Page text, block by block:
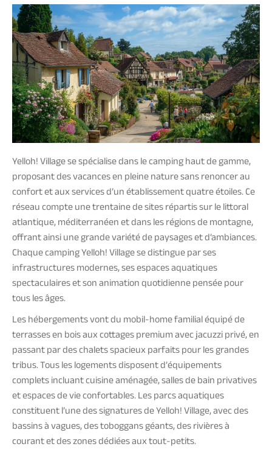
Yelloh! Village se spécialise dans le camping haut de gamme,
proposant des vacances en pleine nature sans renoncer au
confort et aux services d’un établissement quatre étoiles. Ce
réseau compte une trentaine de sites répartis sur le littoral
atlantique, méditerranéen et dans les régions de montagne,
offrant ainsi une grande variété de paysages et d’ambiances.
Chaque camping Yelloh! Village se distingue par ses
infrastructures modernes, ses espaces aquatiques
spectaculaires et son animation quotidienne pensée pour
tous les âges.
Les hébergements vont du mobil-home familial équipé de
terrasses en bois aux cottages premium avec jacuzzi privé, en
passant par des chalets spacieux parfaits pour les grandes
tribus. Tous les logements disposent d’équipements
complets incluant cuisine aménagée, salles de bain privatives
et espaces de vie confortables. Les parcs aquatiques
constituent l’une des signatures de Yelloh! Village, avec des
bassins à vagues, des toboggans géants, des rivières à
courant et des zones dédiées aux tout-petits.